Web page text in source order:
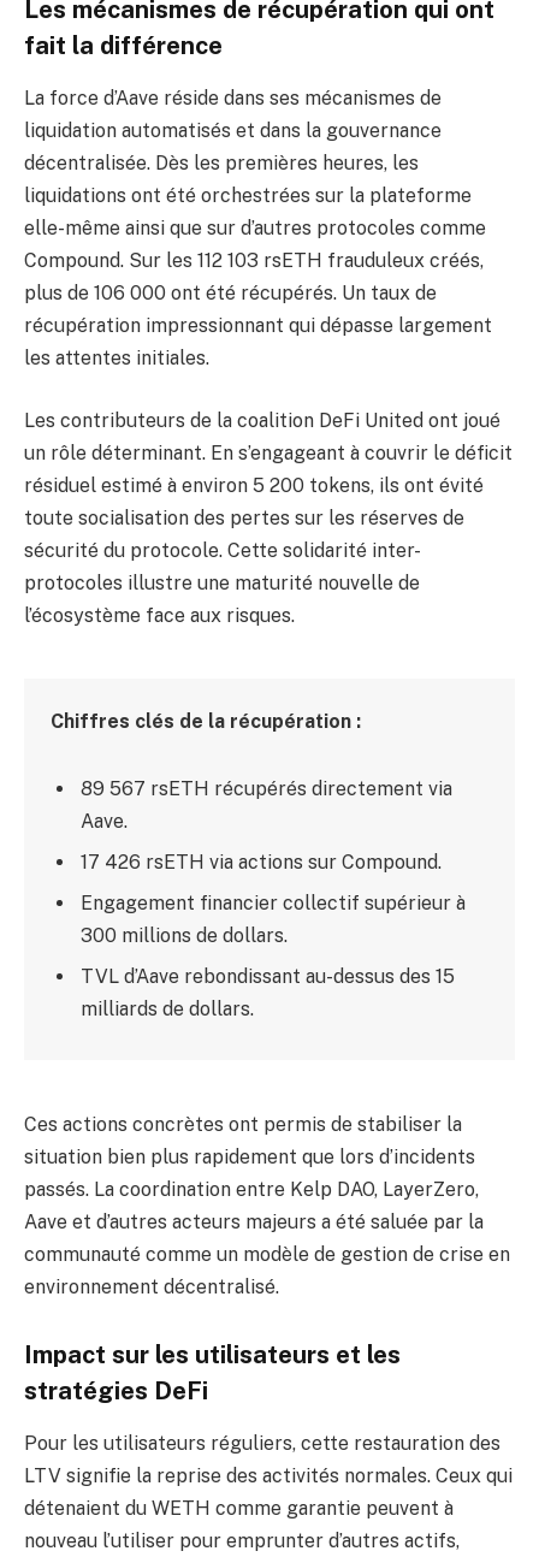
Les mécanismes de récupération qui ont
fait la différence
La force d’Aave réside dans ses mécanismes de
liquidation automatisés et dans la gouvernance
décentralisée. Dès les premières heures, les
liquidations ont été orchestrées sur la plateforme
elle-même ainsi que sur d’autres protocoles comme
Compound. Sur les 112 103 rsETH frauduleux créés,
plus de 106 000 ont été récupérés. Un taux de
récupération impressionnant qui dépasse largement
les attentes initiales.
Les contributeurs de la coalition DeFi United ont joué
un rôle déterminant. En s’engageant à couvrir le déficit
résiduel estimé à environ 5 200 tokens, ils ont évité
toute socialisation des pertes sur les réserves de
sécurité du protocole. Cette solidarité inter-
protocoles illustre une maturité nouvelle de
l’écosystème face aux risques.
Chiffres clés de la récupération :
89 567 rsETH récupérés directement via
Aave.
17 426 rsETH via actions sur Compound.
Engagement financier collectif supérieur à
300 millions de dollars.
TVL d’Aave rebondissant au-dessus des 15
milliards de dollars.
Ces actions concrètes ont permis de stabiliser la
situation bien plus rapidement que lors d’incidents
passés. La coordination entre Kelp DAO, LayerZero,
Aave et d’autres acteurs majeurs a été saluée par la
communauté comme un modèle de gestion de crise en
environnement décentralisé.
Impact sur les utilisateurs et les
stratégies DeFi
Pour les utilisateurs réguliers, cette restauration des
LTV signifie la reprise des activités normales. Ceux qui
détenaient du WETH comme garantie peuvent à
nouveau l’utiliser pour emprunter d’autres actifs,